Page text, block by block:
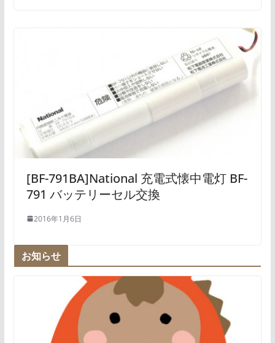
[BF-791BA]National 充電式懐中電灯 BF-
791 バッテリーセル交換
2016年1月6日
お知らせ